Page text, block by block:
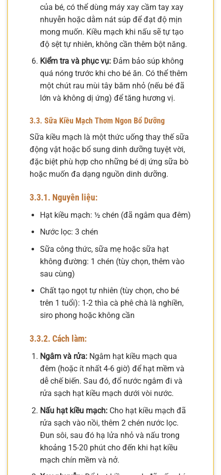
của bé, có thể dùng máy xay cầm tay xay
nhuyễn hoặc dằm nát súp để đạt độ mịn
mong muốn. Kiều mạch khi nấu sẽ tự tạo
độ sệt tự nhiên, không cần thêm bột năng.
Kiểm tra và phục vụ:Đảm bảo súp không
quá nóng trước khi cho bé ăn. Có thể thêm
một chút rau mùi tây băm nhỏ (nếu bé đã
lớn và không dị ứng) để tăng hương vị.
3.3. Sữa Kiều Mạch Thơm Ngon Bổ Dưỡng
Sữa kiều mạch là một thức uống thay thế sữa
động vật hoặc bổ sung dinh dưỡng tuyệt vời,
đặc biệt phù hợp cho những bé dị ứng sữa bò
hoặc muốn đa dạng nguồn dinh dưỡng.
3.3.1. Nguyên liệu:
Hạt kiều mạch: ½ chén (đã ngâm qua đêm)
Nước lọc: 3 chén
Sữa công thức, sữa mẹ hoặc sữa hạt
không đường: 1 chén (tùy chọn, thêm vào
sau cùng)
Chất tạo ngọt tự nhiên (tùy chọn, cho bé
trên 1 tuổi): 1-2 thìa cà phê chà là nghiền,
siro phong hoặc không cần
3.3.2. Cách làm:
Ngâm và rửa:Ngâm hạt kiều mạch qua
đêm (hoặc ít nhất 4-6 giờ) để hạt mềm và
dễ chế biến. Sau đó, đổ nước ngâm đi và
rửa sạch hạt kiều mạch dưới vòi nước.
Nấu hạt kiều mạch:Cho hạt kiều mạch đã
rửa sạch vào nồi, thêm 2 chén nước lọc.
Đun sôi, sau đó hạ lửa nhỏ và nấu trong
khoảng 15-20 phút cho đến khi hạt kiều
mạch chín mềm và nở.